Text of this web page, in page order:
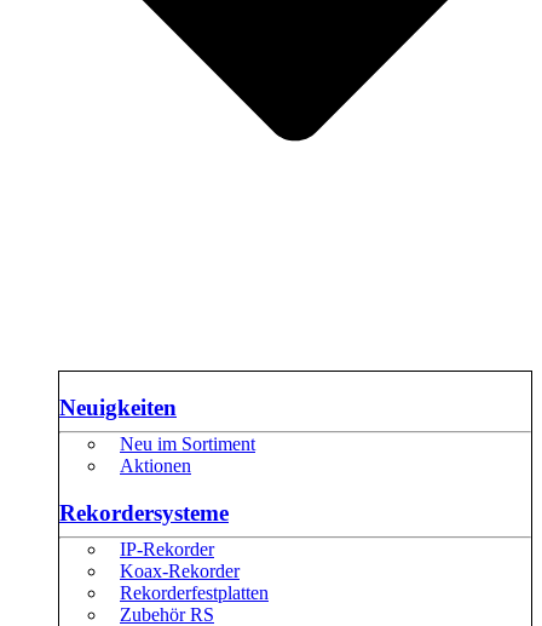
Neuigkeiten
Neu im Sortiment
Aktionen
Rekordersysteme
IP-Rekorder
Koax-Rekorder
Rekorderfestplatten
Zubehör RS